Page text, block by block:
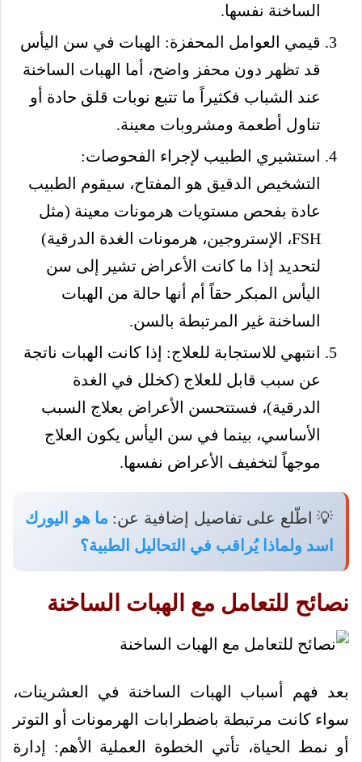
الساخنة نفسها.
قيمي العوامل المحفزة: الهبات في سن اليأس
قد تظهر دون محفز واضح، أما الهبات الساخنة
عند الشباب فكثيراً ما تتبع نوبات قلق حادة أو
تناول أطعمة ومشروبات معينة.
استشيري الطبيب لإجراء الفحوصات:
التشخيص الدقيق هو المفتاح، سيقوم الطبيب
عادة بفحص مستويات هرمونات معينة (مثل
FSH، الإستروجين، هرمونات الغدة الدرقية)
لتحديد إذا ما كانت الأعراض تشير إلى سن
اليأس المبكر حقاً أم أنها حالة من الهبات
الساخنة غير المرتبطة بالسن.
انتبهي للاستجابة للعلاج: إذا كانت الهبات ناتجة
عن سبب قابل للعلاج (كخلل في الغدة
الدرقية)، فستتحسن الأعراض بعلاج السبب
الأساسي، بينما في سن اليأس يكون العلاج
موجهاً لتخفيف الأعراض نفسها.
💡 اطّلع على تفاصيل إضافية عن: ما هو اليورك
اسد ولماذا يُراقب في التحاليل الطبية؟
نصائح للتعامل مع الهبات الساخنة
بعد فهم أسباب الهبات الساخنة في العشرينات،
سواء كانت مرتبطة باضطرابات الهرمونات أو التوتر
أو نمط الحياة، تأتي الخطوة العملية الأهم: إدارة